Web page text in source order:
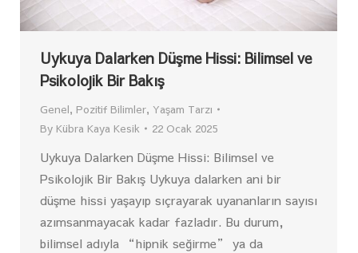
Uykuya Dalarken Düşme Hissi: Bilimsel ve
Psikolojik Bir Bakış
Genel, Pozitif Bilimler, Yaşam Tarzı
By Kübra Kaya Kesik 22 Ocak 2025
Uykuya Dalarken Düşme Hissi: Bilimsel ve
Psikolojik Bir Bakış Uykuya dalarken ani bir
düşme hissi yaşayıp sıçrayarak uyananların sayısı
azımsanmayacak kadar fazladır. Bu durum,
bilimsel adıyla “hipnik seğirme” ya da